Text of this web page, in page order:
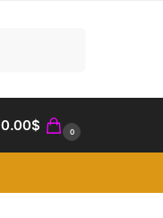
0.00$ 0